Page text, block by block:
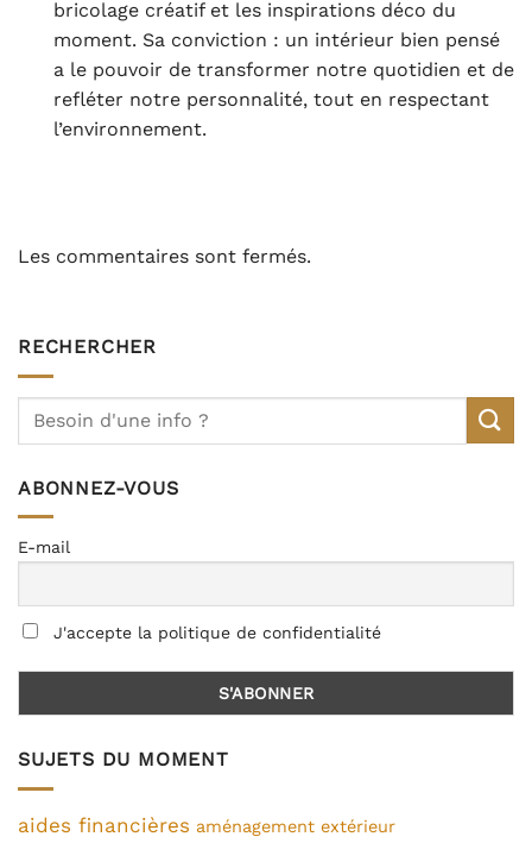
bricolage créatif et les inspirations déco du
moment. Sa conviction : un intérieur bien pensé
a le pouvoir de transformer notre quotidien et de
refléter notre personnalité, tout en respectant
l’environnement.
Les commentaires sont fermés.
RECHERCHER
ABONNEZ-VOUS
E-mail
J'accepte la politique de confidentialité
SUJETS DU MOMENT
aides financières aménagement extérieur